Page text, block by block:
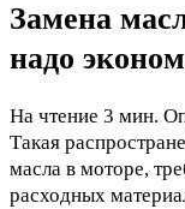
Замена
надо
На чтение 3 мин.
Такая
масла в моторе,
расходных